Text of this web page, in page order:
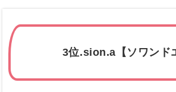
3位.sion.a【ソワンド